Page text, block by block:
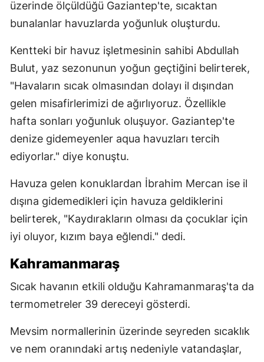
üzerinde ölçüldüğü Gaziantep'te, sıcaktan
bunalanlar havuzlarda yoğunluk oluşturdu.
Kentteki bir havuz işletmesinin sahibi Abdullah
Bulut, yaz sezonunun yoğun geçtiğini belirterek,
"Havaların sıcak olmasından dolayı il dışından
gelen misafirlerimizi de ağırlıyoruz. Özellikle
hafta sonları yoğunluk oluşuyor. Gaziantep'te
denize gidemeyenler aqua havuzları tercih
ediyorlar." diye konuştu.
Havuza gelen konuklardan İbrahim Mercan ise il
dışına gidemedikleri için havuza geldiklerini
belirterek, "Kaydırakların olması da çocuklar için
iyi oluyor, kızım baya eğlendi." dedi.
Kahramanmaraş
Sıcak havanın etkili olduğu Kahramanmaraş'ta da
termometreler 39 dereceyi gösterdi.
Mevsim normallerinin üzerinde seyreden sıcaklık
ve nem oranındaki artış nedeniyle vatandaşlar,